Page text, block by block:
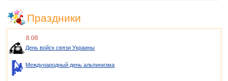
Праздники
8.08
День войск связи Украины
Международный день альпинизма